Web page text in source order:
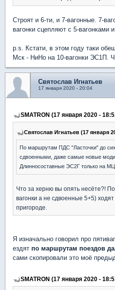
Строят и 6-ти, и 7-вагонные. 7-
вагонки сцепляют с 5-вагонками
p.s. Кстати, в этом году таки
Мск - НиНо на 10-вагонки ЭС1П.
Святослав Игнатьев
17 января 2020 - 20:04
SMATRON (17 января 2020 -
Святослав Игнатьев (17 января
По маршрутам ПДС "Ласточки" до
сдвоенными, даже самые новые
Длинносоставные ЭС2Г только на
Что за херню вы опять несёте?!
вагонки а не сдвоенные 5+5)
пригороде.
Я изначально говорил про
ездят по маршрутам поездов
сами скопировали это моё
SMATRON (17 января 2020 -